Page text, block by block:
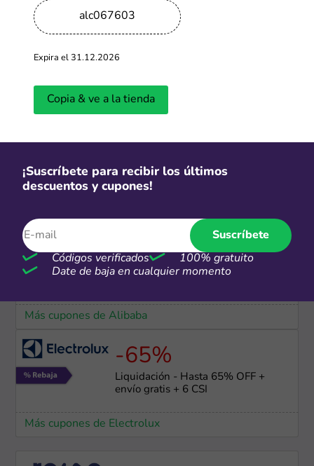
Envío gratis
Más cupones de Reuse
Más cupones de LG
S/2
Personaliza tus productos desde
Más cupones de Alibaba
-65%
Liquidación - Hasta 65% OFF +
envío gratis + 6 CSI
Más cupones de Electrolux
alc067603
Expira el 31.12.2026
Copia & ve a la tienda
¡Suscríbete para recibir los últimos
descuentos y cupones!
Suscríbete
Códigos verificados
100% gratuito
Date de baja en cualquier momento